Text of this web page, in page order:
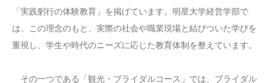
「実践躬行の体験教育」を掲げています。明星大学経営学部で
は、この理念のもと、実際の社会や職業現場と結びついた学びを
重視し、学生や時代のニーズに応じた教育体制を整えています。
その一つである「観光・ブライダルコース」では、ブライダル